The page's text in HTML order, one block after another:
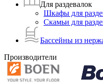
Для раздевалок
Шкафы для
Скамьи для
Бассейны из
Производители